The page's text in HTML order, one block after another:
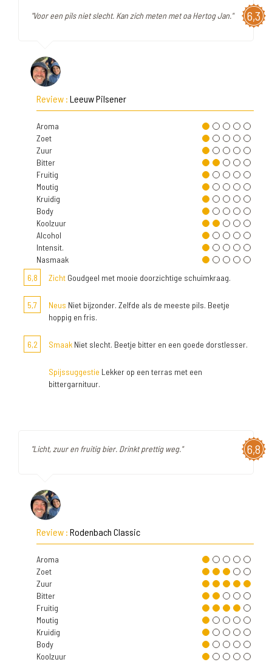
6,3
"Voor een pils niet slecht. Kan zich meten met oa Hertog Jan."
Review : Leeuw Pilsener
Aroma
Zoet
Zuur
Bitter
Fruitig
Moutig
Kruidig
Body
Koolzuur
Alcohol
Intensit.
Nasmaak
6,8
Zicht Goudgeel met mooie doorzichtige schuimkraag.
5,7 Neus Niet bijzonder. Zelfde als de meeste pils. Beetje
hoppig en fris.
6,2 Smaak Niet slecht. Beetje bitter en een goede dorstlesser.
Spijssuggestie Lekker op een terras met een
bittergarnituur.
6,8
"Licht, zuur en fruitig bier. Drinkt prettig weg."
Review : Rodenbach Classic
Aroma
Zoet
Zuur
Bitter
Fruitig
Moutig
Kruidig
Body
Koolzuur